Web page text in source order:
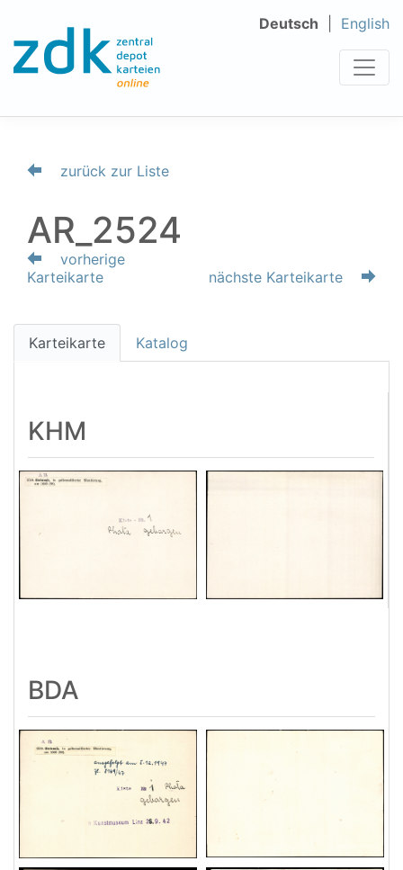
Deutsch English
zurück zur Liste
AR_2524
vorherige
Karteikarte
nächste Karteikarte
Karteikarte Katalog
KHM
BDA